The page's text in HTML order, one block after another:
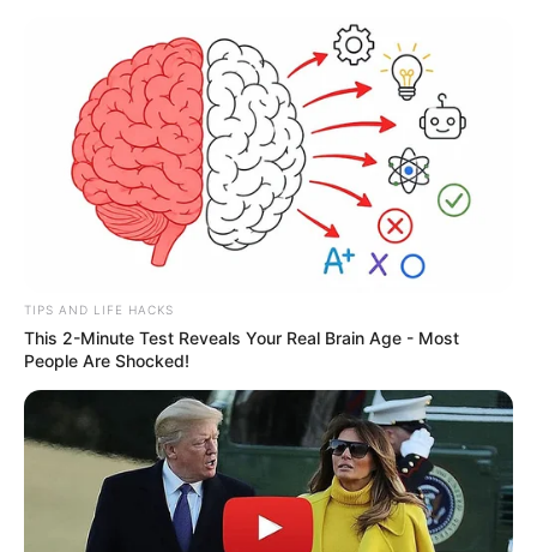
TIPS AND LIFE HACKS
This 2-Minute Test Reveals Your Real Brain Age - Most
People Are Shocked!